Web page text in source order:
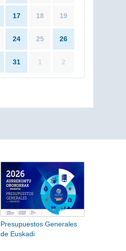
17 18 19
24 25 26
31 1 2
Presupuestos Generales
de Euskadi